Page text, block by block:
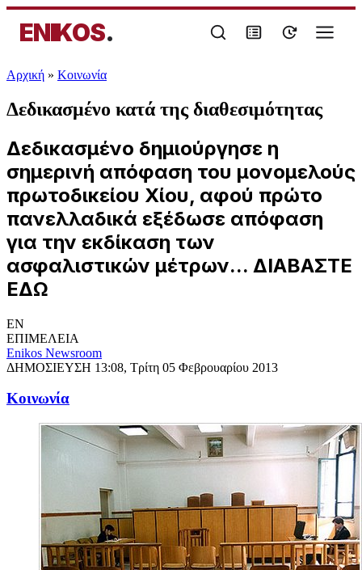
ENIKOS.
Αρχική » Κοινωνία
Δεδικασμένο κατά της διαθεσιμότητας
Δεδικασμένο δημιούργησε η
σημερινή απόφαση του μονομελούς
πρωτοδικείου Χίου, αφού πρώτο
πανελλαδικά εξέδωσε απόφαση
για την εκδίκαση των
ασφαλιστικών μέτρων... ΔΙΑΒΑΣΤΕ
ΕΔΩ
EN
ΕΠΙΜΕΛΕΙΑ
Enikos Newsroom
ΔΗΜΟΣΙΕΥΣΗ 13:08, Τρίτη 05 Φεβρουαρίου 2013
Κοινωνία